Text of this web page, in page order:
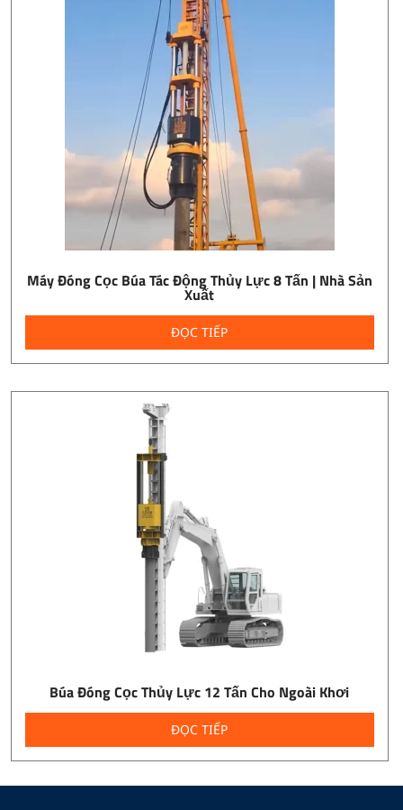
Máy Đóng Cọc Búa Tác Động Thủy Lực 8 Tấn | Nhà Sản
Xuất
ĐỌC TIẾP
Búa Đóng Cọc Thủy Lực 12 Tấn Cho Ngoài Khơi
ĐỌC TIẾP